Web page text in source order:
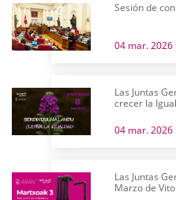
Sesión de
04 mar. 2026
Las Juntas
crecer la
04 mar. 2026
Las Juntas
Marzo de